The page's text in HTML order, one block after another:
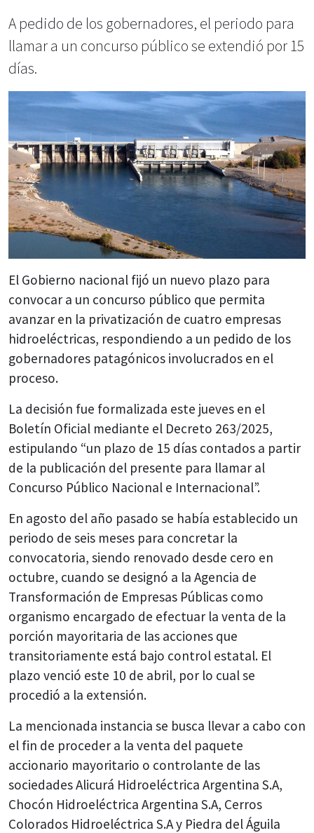
A pedido de los gobernadores, el periodo para
llamar a un concurso público se extendió por 15
días.
El Gobierno nacional fijó un nuevo plazo para
convocar a un concurso público que permita
avanzar en la privatización de cuatro empresas
hidroeléctricas, respondiendo a un pedido de los
gobernadores patagónicos involucrados en el
proceso.
La decisión fue formalizada este jueves en el
Boletín Oficial mediante el Decreto 263/2025,
estipulando “un plazo de 15 días contados a partir
de la publicación del presente para llamar al
Concurso Público Nacional e Internacional”.
En agosto del año pasado se había establecido un
periodo de seis meses para concretar la
convocatoria, siendo renovado desde cero en
octubre, cuando se designó a la Agencia de
Transformación de Empresas Públicas como
organismo encargado de efectuar la venta de la
porción mayoritaria de las acciones que
transitoriamente está bajo control estatal. El
plazo venció este 10 de abril, por lo cual se
procedió a la extensión.
La mencionada instancia se busca llevar a cabo con
el fin de proceder a la venta del paquete
accionario mayoritario o controlante de las
sociedades Alicurá Hidroeléctrica Argentina S.A,
Chocón Hidroeléctrica Argentina S.A, Cerros
Colorados Hidroeléctrica S.A y Piedra del Águila